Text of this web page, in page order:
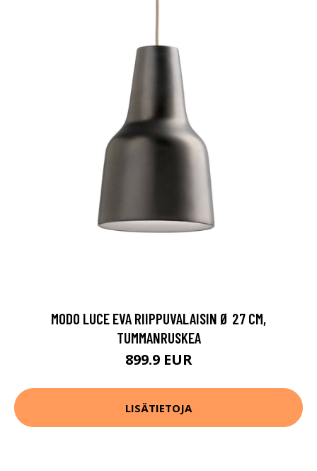
MODO LUCE EVA RIIPPUVALAISIN Ø 27 CM,
TUMMANRUSKEA
899.9 EUR
LISÄTIETOJA